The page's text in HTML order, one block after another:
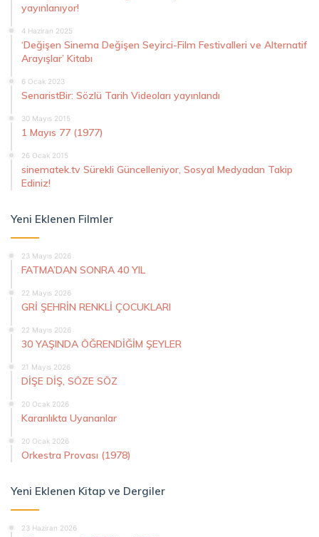
yayınlanıyor!
4 Haziran 2025
‘Değişen Sinema Değişen Seyirci-Film Festivalleri ve Alternatif
Arayışlar’ Kitabı
6 Ocak 2023
SenaristBir: Sözlü Tarih Videoları yayınlandı
30 Mayıs 2015
1 Mayıs 77 (1977)
26 Ocak 2015
sinematek.tv Sürekli Güncelleniyor, Sosyal Medyadan Takip
Ediniz!
Yeni Eklenen Filmler
23 Mayıs 2026
FATMA’DAN SONRA 40 YIL
22 Mayıs 2026
GRİ ŞEHRİN RENKLİ ÇOCUKLARI
22 Mayıs 2026
30 YAŞINDA ÖĞRENDİĞİM ŞEYLER
21 Mayıs 2026
DİŞE DİŞ, SÖZE SÖZ
20 Ocak 2026
Karanlıkta Uyananlar
20 Ocak 2026
Orkestra Provası (1978)
Yeni Eklenen Kitap ve Dergiler
23 Haziran 2026